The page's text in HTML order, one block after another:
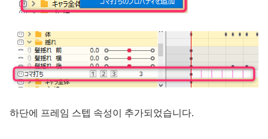
하단에 프레임 스텝 속성이 추가되었습니다.